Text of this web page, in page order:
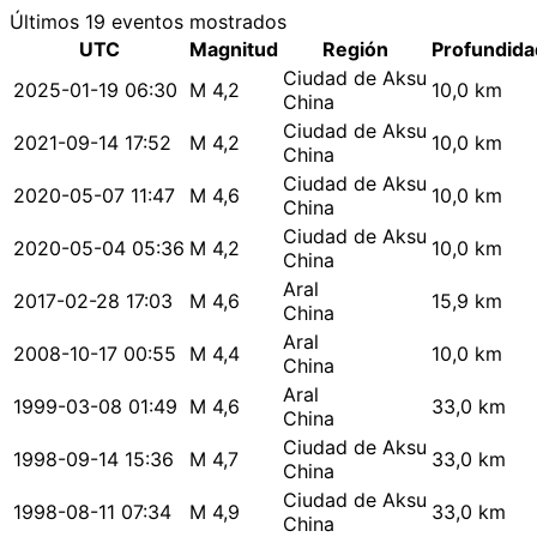
Últimos 19 eventos mostrados
UTC
Magnitud Región
2025-01-19 06:30 M 4,2
Ciudad de Aksu
China
10,0 km
2021-09-14 17:52 M 4,2
Ciudad de Aksu
China
10,0 km
2020-05-07 11:47 M 4,6
Ciudad de Aksu
China
10,0 km
2020-05-04 05:36 M 4,2
Ciudad de Aksu
China
10,0 km
2017-02-28 17:03 M 4,6
Aral
China
15,9 km
2008-10-17 00:55 M 4,4
Aral
China
10,0 km
1999-03-08 01:49 M 4,6
Aral
China
33,0 km
1998-09-14 15:36 M 4,7
Ciudad de Aksu
China
33,0 km
1998-08-11 07:34 M 4,9
Ciudad de Aksu
China
33,0 km